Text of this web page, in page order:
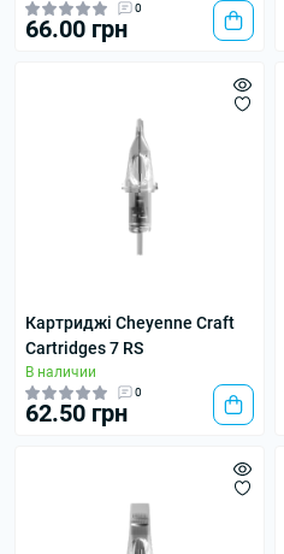
0
66.00 грн
Картриджі Cheyenne Craft
Cartridges 7 RS
В наличии
0
62.50 грн